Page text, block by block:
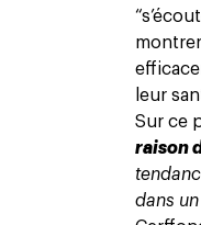
leur
Sur ce
raison
dans